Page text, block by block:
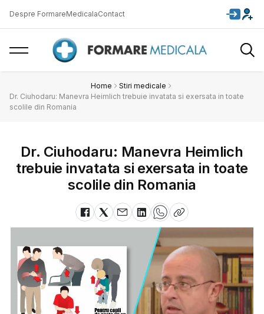
Despre FormareMedicalaContact
Home
Stiri medicale
Dr. Ciuhodaru: Manevra Heimlich trebuie invatata si exersata in toate
scolile din Romania
Dr. Ciuhodaru: Manevra Heimlich
trebuie invatata si exersata in toate
scolile din Romania